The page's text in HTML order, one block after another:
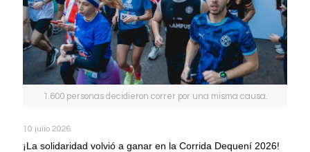
1.600 personas decidieron correr por una misma causa.
10 julio 2026
¡La solidaridad volvió a ganar en la Corrida Dequení 2026!